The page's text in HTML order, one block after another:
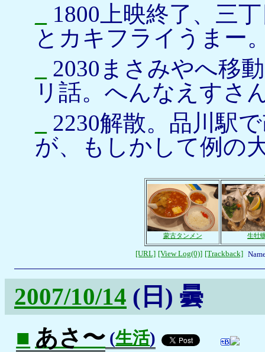
1800上映終了、三
とカキフライうまー
2030まさみやへ移
リ話。へんなえすさ
2230解散。品川駅
が、もしかして例の
蒙古タンメン 生牡
[URL] [View Log(0)] [Trackback]
2007/10/14 (日) 曇
■ あさ〜 (生活)